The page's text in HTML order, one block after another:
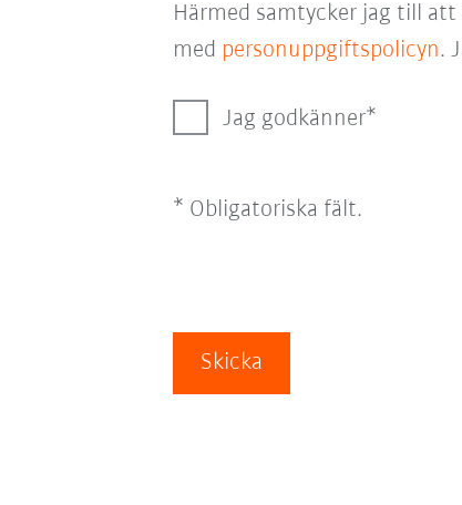
Härmed samtycker jag till
med personuppgiftspolicyn.
Jag godkänner
* Obligatoriska fält.
Skicka